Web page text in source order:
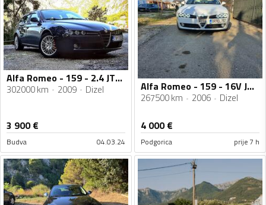
Alfa Romeo - 159 - 2.4 JTDm
302000 km 2009 Dizel
3 900€
Budva 04.03.24
Alfa Romeo - 159 - 16V JTDm
267500 km 2006 Dizel
4 000€
Podgorica prije 7 h